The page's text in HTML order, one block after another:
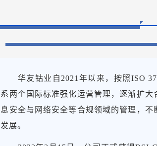
华友钴业自2021年以来，按照ISO
系两个国际标准强化运营管理，逐渐扩
息安全与网络安全等合规领域的管理，
发展。